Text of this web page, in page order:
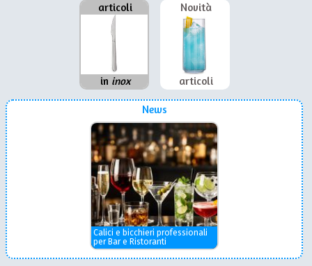
articoli
in inox
Novità
articoli
News
Calici e bicchieri professionali
per Bar e Ristoranti